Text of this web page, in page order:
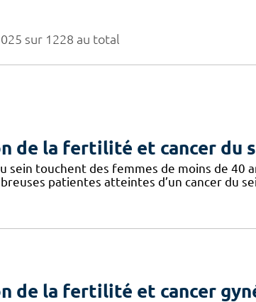
sur 1228 au total
de la fertilité et cancer du
sein touchent des femmes de moins de 40
patientes atteintes d’un cancer du
de la fertilité et cancer